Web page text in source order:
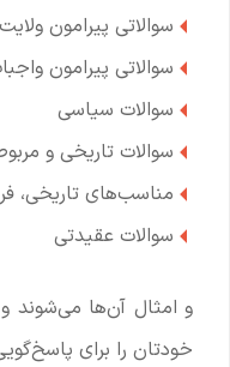
سوالاتی پیرامون
سوالاتی پیرامون
سوالات سیاسی
سوالات تاریخی و
مناسب‌های تاریخی،
سوالات عقیدتی
و امثال آن‌ها می‌شوند
خودتان را برای